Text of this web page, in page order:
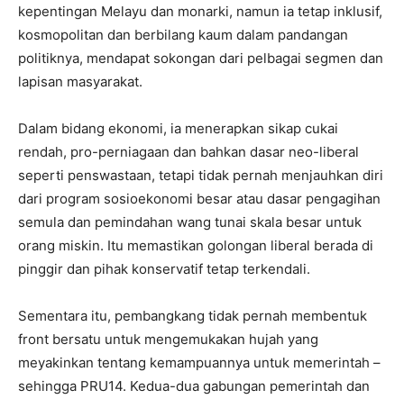
kepentingan Melayu dan monarki, namun ia tetap inklusif,
kosmopolitan dan berbilang kaum dalam pandangan
politiknya, mendapat sokongan dari pelbagai segmen dan
lapisan masyarakat.
Dalam bidang ekonomi, ia menerapkan sikap cukai
rendah, pro-perniagaan dan bahkan dasar neo-liberal
seperti penswastaan, tetapi tidak pernah menjauhkan diri
dari program sosioekonomi besar atau dasar pengagihan
semula dan pemindahan wang tunai skala besar untuk
orang miskin. Itu memastikan golongan liberal berada di
pinggir dan pihak konservatif tetap terkendali.
Sementara itu, pembangkang tidak pernah membentuk
front bersatu untuk mengemukakan hujah yang
meyakinkan tentang kemampuannya untuk memerintah –
sehingga PRU14. Kedua-dua gabungan pemerintah dan